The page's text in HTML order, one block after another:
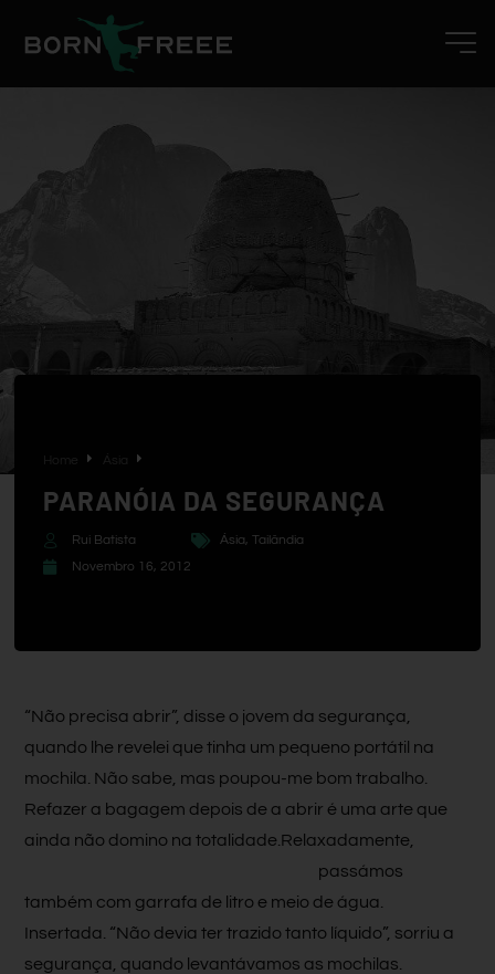
PARANÓIA DA SEGURANÇA
Rui Batista Ásia, Tailândia
Novembro 16, 2012
“Não precisa abrir”, disse o jovem da segurança,
quando lhe revelei que tinha um pequeno portátil na
mochila. Não sabe, mas poupou-me bom trabalho.
Refazer a bagagem depois de a abrir é uma arte que
ainda não domino na totalidade. Relaxadamente,
passámos
também com garrafa de litro e meio de água.
Insertada. “Não devia ter trazido tanto líquido”, sorriu a
segurança, quando levantávamos as mochilas.